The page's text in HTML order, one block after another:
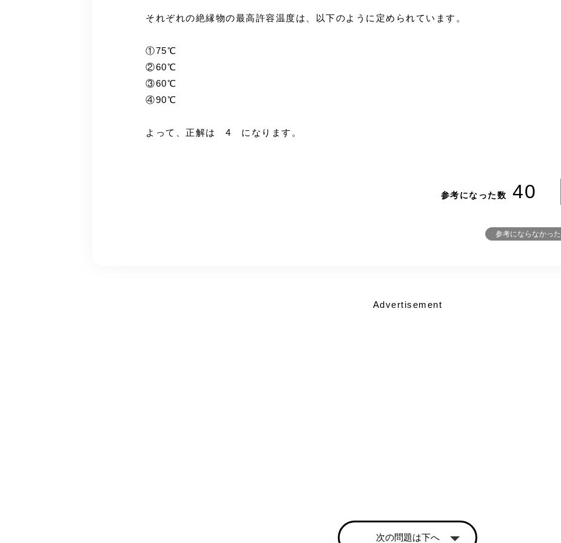
それぞれの絶縁物の最高許容温度は、以下のように定められています。
①75℃
②60℃
③60℃
④90℃
よって、正解は 4 になります。
参考になった数 40
参考にならなかった
Advertisement
次の問題は下へ